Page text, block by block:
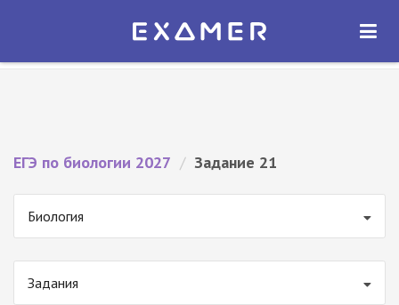
Экзамер — ЕГЭ 2027
ОТКРЫТЬ
ЕГЭ по биологии 2027 / Задание 21
Биология
Задания